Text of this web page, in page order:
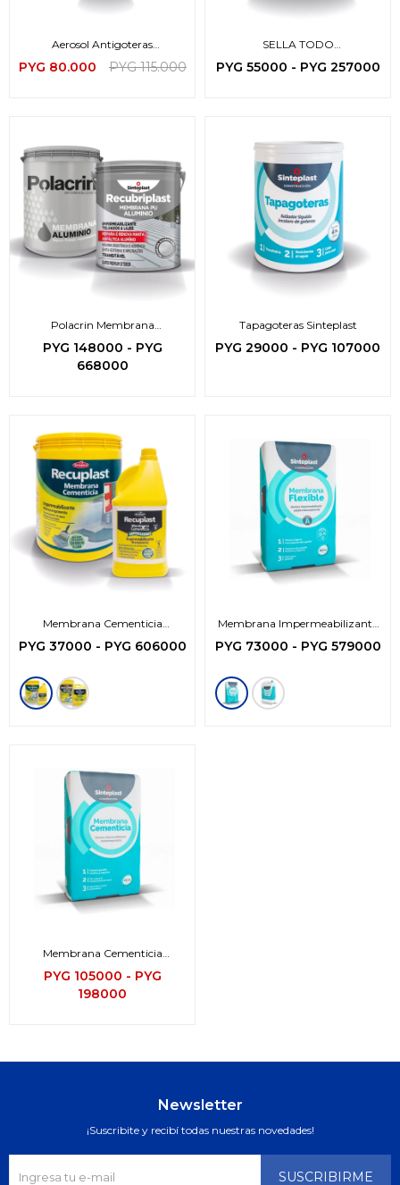
Aerosol Antigoteras
TRANSPARENTE
PYG 80.000 PYG 115.000
SELLA TODO
Impermeabilizante invisible
PYG 55000 - PYG 257000
Polacrin Membrana
Impermeabilizante Aluminio
PYG 148000 - PYG
668000
Tapagoteras Sinteplast
PYG 29000 - PYG 107000
Membrana Cementicia
BICOMPONENTE Sinteplast
PYG 37000 - PYG 606000
Membrana Impermeabilizante
Flexible Sinteplast
PYG 73000 - PYG 579000
Membrana Cementicia
Monocomponente
PYG 105000 - PYG
198000
Newsletter
¡Suscribite y recibí todas nuestras novedades!
SUSCRIBIRME